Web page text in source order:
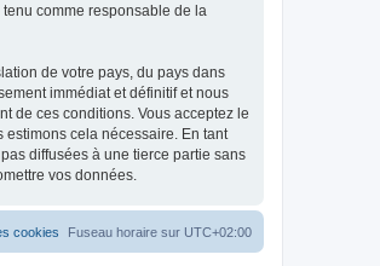
comme responsable de la
de votre pays, du pays dans
immédiat et définitif et nous
de ces conditions. Vous acceptez le
estimons cela nécessaire. En tant
diffusées à une tierce partie sans
vos données.
Fuseau horaire sur UTC+02:00
cookies